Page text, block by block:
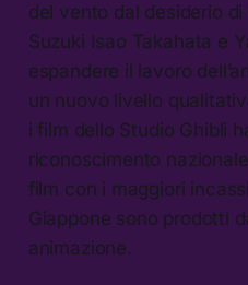
del vento dal desiderio
Suzuki Isao Takahata e
espandere il lavoro
un nuovo livello
i film dello Studio Ghibli
riconoscimento
film con i maggiori
Giappone sono prodotti
animazione.